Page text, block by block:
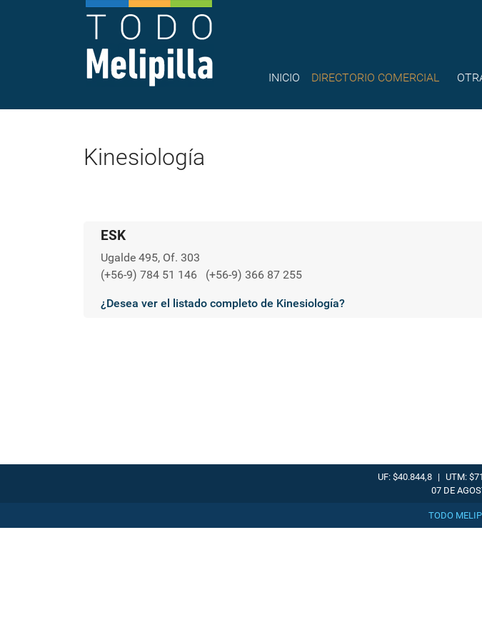
INICIO DIRECTORIO COMERCIAL
Kinesiología
ESK
Ugalde 495, Of. 303
(+56-9) 784 51 146
(+56-9) 366 87 255
¿Desea ver el listado completo de Kinesiología?
UF: $40.844,8 | UTM:
07 DE
TODO